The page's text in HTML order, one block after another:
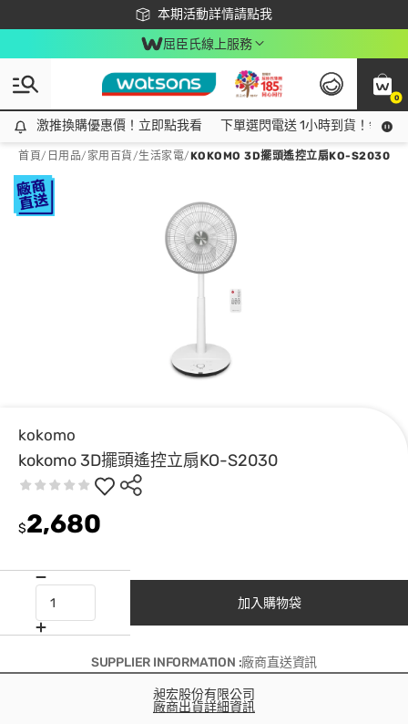
本期活動詳情請點我
下載app最高回饋$350
屈臣氏線上服務
0
激推換購優惠價！立即點我看
激推換購優惠價！立即點我看 下單選閃電送 1小時到貨！領神
首頁/ 日用品/ 家用百貨/生活家電/KOKOMO 3D擺頭遙控立扇KO-S2030
kokomo
kokomo 3D擺頭遙控立扇KO-S2030
$2,680
加入購物袋
SUPPLIER INFORMATION :廠商直送資訊
昶宏股份有限公司
廠商出貨詳細資訊